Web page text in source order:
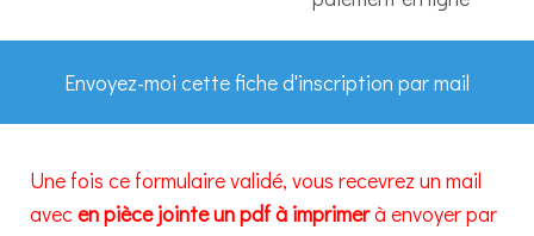
Envoyez-moi cette fiche d'inscription par mail
Une fois ce formulaire validé, vous recevrez un mail
avecen pièce jointe un pdf à imprimerà envoyer par